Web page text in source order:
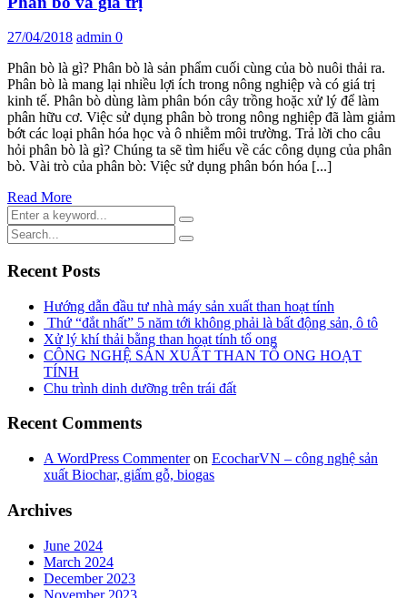
27/04/2018 admin 0
Phân bò là gì? Phân bò là sản phẩm cuối cùng của bò nuôi thải ra.
Phân bò là mang lại nhiều lợi ích trong nông nghiệp và có giá trị
kinh tế. Phân bò dùng làm phân bón cây trồng hoặc xử lý để làm
phân hữu cơ. Việc sử dụng phân bò trong nông nghiệp đã làm giảm
bớt các loại phân hóa học và ô nhiễm môi trường. Trả lời cho câu
hỏi phân bò là gì? Chúng ta sẽ tìm hiểu về các công dụng của phân
bò. Vài trò của phân bò: Việc sử dụng phân bón hóa [...]
Read More
Recent Posts
Hướng dẫn đầu tư nhà máy sản xuất than hoạt tính
Thứ “đắt nhất” 5 năm tới không phải là bất động sản, ô tô
Xử lý khí thải bằng than hoạt tính tổ ong
CÔNG NGHỆ SẢN XUẤT THAN TỔ ONG HOẠT
TÍNH
Chu trình dinh dưỡng trên trái đất
Recent Comments
A WordPress Commenteron EcocharVN – công nghệ sản
xuất Biochar, giấm gỗ, biogas
Archives
June 2024
March 2024
December 2023
November 2023